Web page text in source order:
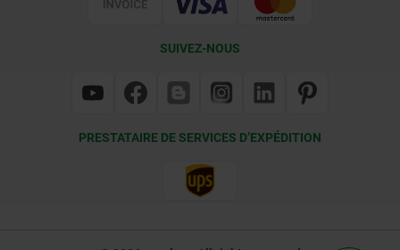
SUIVEZ-NOUS
PRESTATAIRE DE SERVICES D’EXPÉDITION